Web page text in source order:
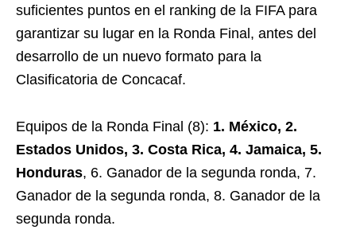
suficientes puntos en el ranking de la FIFA para
garantizar su lugar en la Ronda Final, antes del
desarrollo de un nuevo formato para la
Clasificatoria de Concacaf.
Equipos de la Ronda Final (8): 1. México, 2.
Estados Unidos, 3. Costa Rica, 4. Jamaica, 5.
Honduras, 6. Ganador de la segunda ronda, 7.
Ganador de la segunda ronda, 8. Ganador de la
segunda ronda.